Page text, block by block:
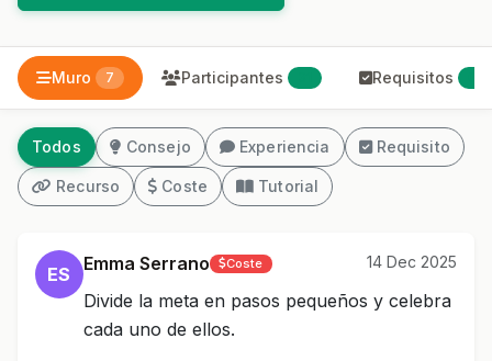
Muro 7 Participantes Requisitos
Todos Consejo Experiencia Requisito
Recurso Coste Tutorial
ES Emma Serrano Coste 14 Dec 2025
Divide la meta en pasos pequeños y celebra
cada uno de ellos.